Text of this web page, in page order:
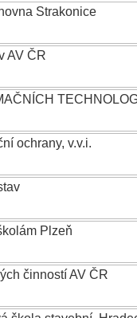
Strakonice
AV ČR
ochrany, v.v.i.
Plzeň
činností AV ČR